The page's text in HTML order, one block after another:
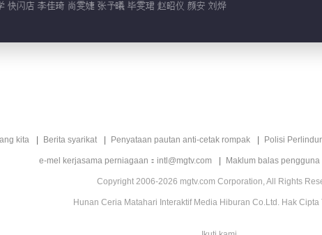
快闪店 李佳琦 尚雯婕 张予曦 毕雯珺 赵昭仪 颜安 刘烨
kita Berita syarikat Penyataan pautan anti-cetak rompak Polisi
e-mel kerjasama perniagaan：intl@mgtv.com Maklum balas
Copyright 2006-2026 mgtv.com Corporation, All Rights
Hunan Ceria Matahari Interaktif Media Hiburan Co.Ltd. Hak Cipta